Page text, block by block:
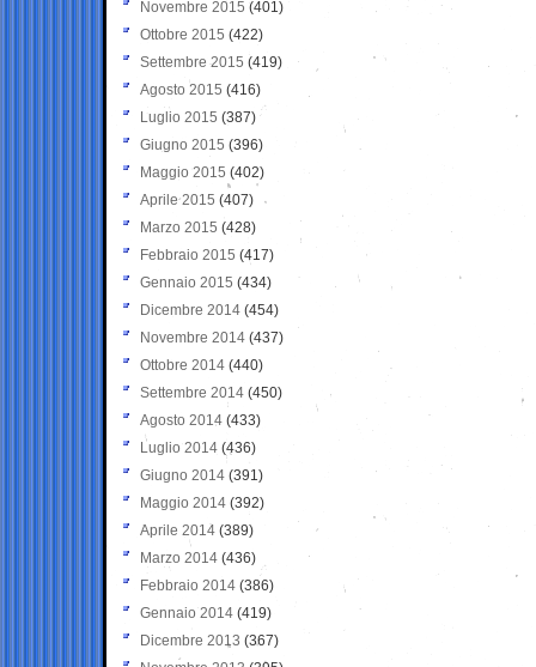
Novembre 2015 (401)
Ottobre 2015 (422)
Settembre 2015 (419)
Agosto 2015 (416)
Luglio 2015 (387)
Giugno 2015 (396)
Maggio 2015 (402)
Aprile 2015 (407)
Marzo 2015 (428)
Febbraio 2015 (417)
Gennaio 2015 (434)
Dicembre 2014 (454)
Novembre 2014 (437)
Ottobre 2014 (440)
Settembre 2014 (450)
Agosto 2014 (433)
Luglio 2014 (436)
Giugno 2014 (391)
Maggio 2014 (392)
Aprile 2014 (389)
Marzo 2014 (436)
Febbraio 2014 (386)
Gennaio 2014 (419)
Dicembre 2013 (367)